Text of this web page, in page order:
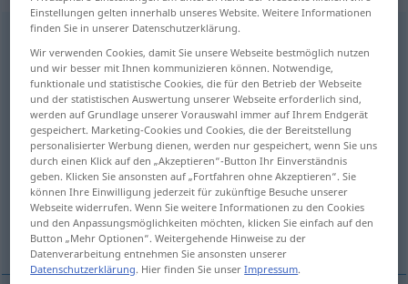
maw [mɔː] s
Übersicht aller Übersetzungen
(Für mehr Details die Übersetzung anklicken/antippen)
TierMagen, Labmagen
Rachen, Kropf, Schlund
Wanst, Schmerbauch Schlund, Rachen
Einstellungen gelten innerhalb unseres Website. Weitere Informationen
finden Sie in unserer Datenschutzerklärung.
Wir verwenden Cookies, damit Sie unsere Webseite bestmöglich nutzen
und wir besser mit Ihnen kommunizieren können. Notwendige,
funktionale und statistische Cookies, die für den Betrieb der Webseite
und der statistischen Auswertung unserer Webseite erforderlich sind,
werden auf Grundlage unserer Vorauswahl immer auf Ihrem Endgerät
gespeichert. Marketing-Cookies und Cookies, die der Bereitstellung
personalisierter Werbung dienen, werden nur gespeichert, wenn Sie uns
durch einen Klick auf den „Akzeptieren“-Button Ihr Einverständnis
geben. Klicken Sie ansonsten auf „Fortfahren ohne Akzeptieren“. Sie
können Ihre Einwilligung jederzeit für zukünftige Besuche unserer
Webseite widerrufen. Wenn Sie weitere Informationen zu den Cookies
und den Anpassungsmöglichkeiten möchten, klicken Sie einfach auf den
Button „Mehr Optionen“. Weitergehende Hinweise zu der
Datenverarbeitung entnehmen Sie ansonsten unserer
Datenschutzerklärung. Hier finden Sie unserImpressum.